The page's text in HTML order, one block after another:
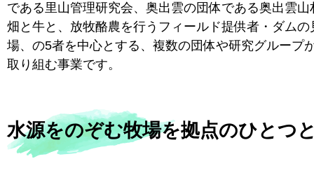
である里山管理研究会、奥出雲の団体である奥出雲山
畑と牛と、放牧酪農を行うフィールド提供者・ダムの
場、の5者を中心とする、複数の団体や研究グループ
取り組む事業です。
水源をのぞむ牧場を拠点のひとつ